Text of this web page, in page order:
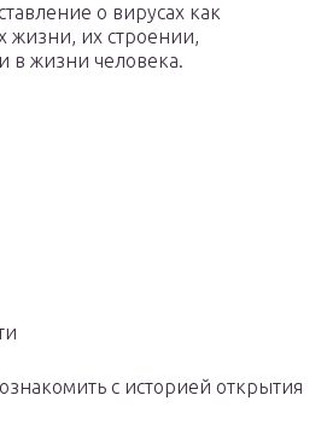
о вирусах как
жизни, их строении,
в жизни человека.
с историей открытия